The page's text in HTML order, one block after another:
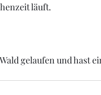
läuft.
gelaufen und hast